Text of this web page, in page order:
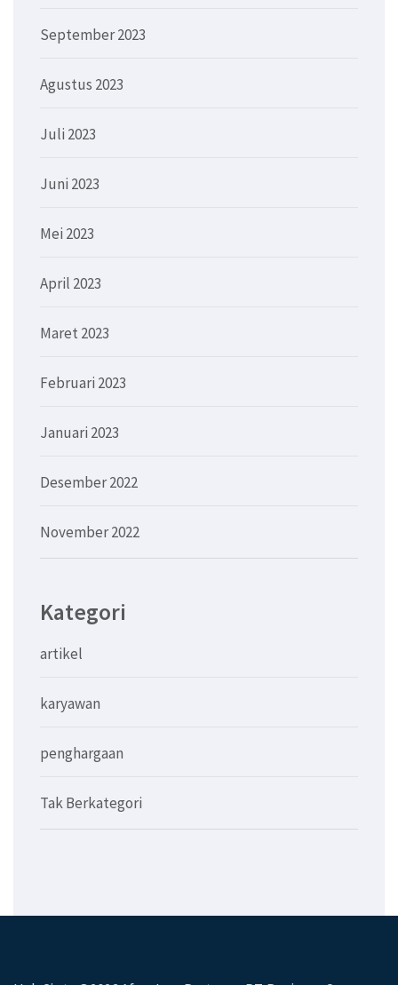
September 2023
Agustus 2023
Juli 2023
Juni 2023
Mei 2023
April 2023
Maret 2023
Februari 2023
Januari 2023
Desember 2022
November 2022
Kategori
artikel
karyawan
penghargaan
Tak Berkategori